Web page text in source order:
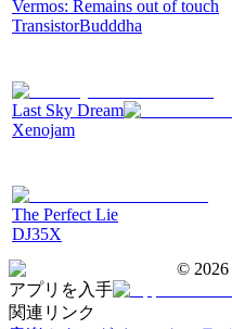
Vermos: Remains out of touch
TransistorBudddha
Last Sky Dream
Xenojam
The Perfect Lie
DJ35X
© 2026
アプリを入手
関連リンク